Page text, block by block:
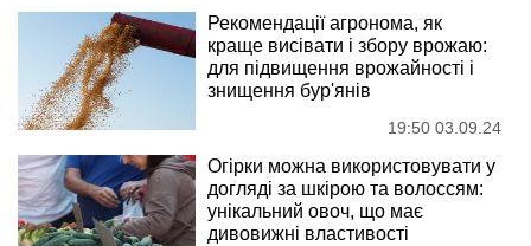
Рекомендації агронома, як
краще висівати і збору врожаю:
для підвищення врожайності і
знищення бур'янів
19:50 03.09.24
Огірки можна використовувати у
догляді за шкірою та волоссям:
унікальний овоч, що має
дивовижні властивості